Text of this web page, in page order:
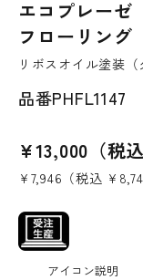
エコプレー
フローリング
リボスオイル塗装（
品番PHFL1147
¥13,000（税
¥7,946（税込
アイコン説明